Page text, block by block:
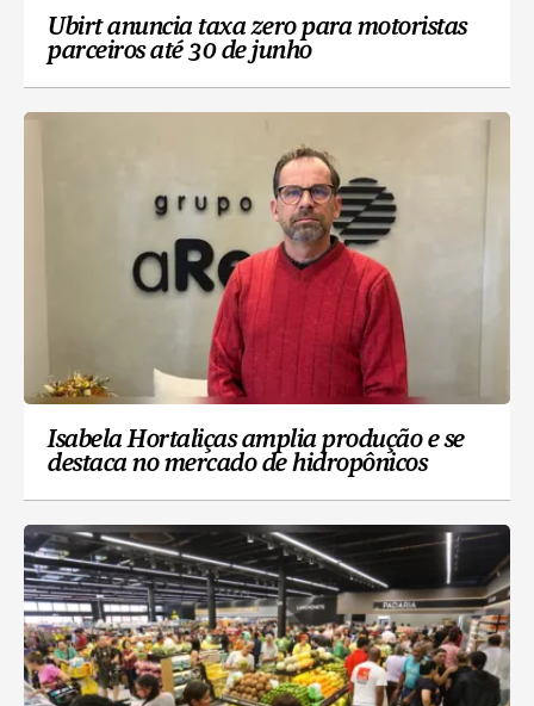
Ubirt anuncia taxa zero para motoristas
parceiros até 30 de junho
Isabela Hortaliças amplia produção e se
destaca no mercado de hidropônicos